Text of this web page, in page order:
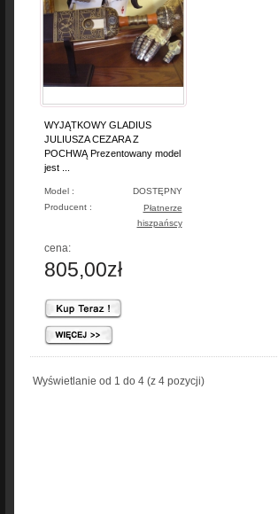
WYJĄTKOWY GLADIUS
JULIUSZA CEZARA Z
POCHWĄ Prezentowany model
jest ...
Model :
DOSTĘPNY
Producent :
Płatnerze
hiszpańscy
cena:
805,00zł
Wyświetlanie od 1 do 4 (z 4 pozycji)